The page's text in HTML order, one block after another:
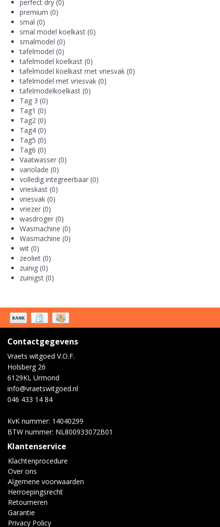
perfect dry (0)
premium (0)
smal (0)
smal model koelkast (0)
smalmodel (0)
tafelmodel (0)
tafelmodel koelkast (0)
tafelmodel koelkast met vriesvak (0)
tafelmodel met vriesvak (0)
tafelmodelkoelkast (0)
Tag 3 (0)
Tag1 (0)
Tag2 (0)
Tag4 (0)
Tag5 (0)
Tag6 (0)
Vaatwasser (0)
variolade (0)
volledig integreerbaar (0)
vrieskast (0)
vriesvak (0)
vriezer (0)
wasdroger (0)
Wasmachine (0)
Wasmachine (0)
wit (0)
zeoliet (0)
zuinig (0)
zuinigst (0)
Contactgegevens
Vraets witgoed V.O.F.
Holsberg 26
6129KL Urmond
info@vraetswitgoed.nl
046 433 14 84
KvK nummer: 14040299
BTW nummer: NL800933072B01
Klantenservice
Klachtenprocedure
Over ons
Algemene voorwaarden
Herroepingsrecht
Retourneren
Garantie
Privacy Policy